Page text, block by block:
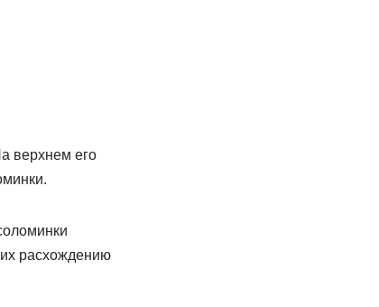
верхнем его
их расхождению